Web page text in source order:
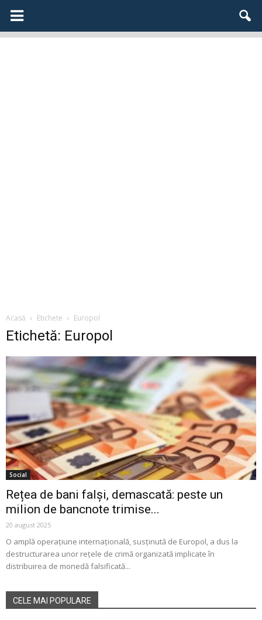
Acasă Etichete Europol
Etichetă: Europol
Social
Rețea de bani falși, demascată: peste un
milion de bancnote trimise...
20 august 2025
O amplă operațiune internațională, susținută de Europol, a dus la
destructurarea unor rețele de crimă organizată implicate în
distribuirea de monedă falsificată...
CELE MAI POPULARE